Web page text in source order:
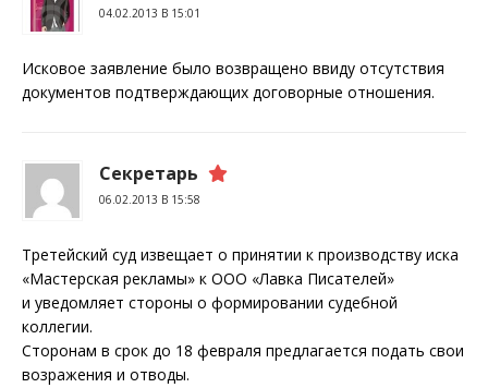
04.02.2013 В 15:01
Исковое заявление было возвращено ввиду отсутствия
документов подтверждающих договорные отношения.
Секретарь
06.02.2013 В 15:58
Третейский суд извещает о принятии к производству иска
«Мастерская рекламы» к ООО «Лавка Писателей»
и уведомляет стороны о формировании судебной
коллегии.
Сторонам в срок до 18 февраля предлагается подать свои
возражения и отводы.